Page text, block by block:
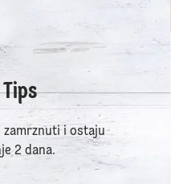
zamrznuti i ostaju
2 dana.